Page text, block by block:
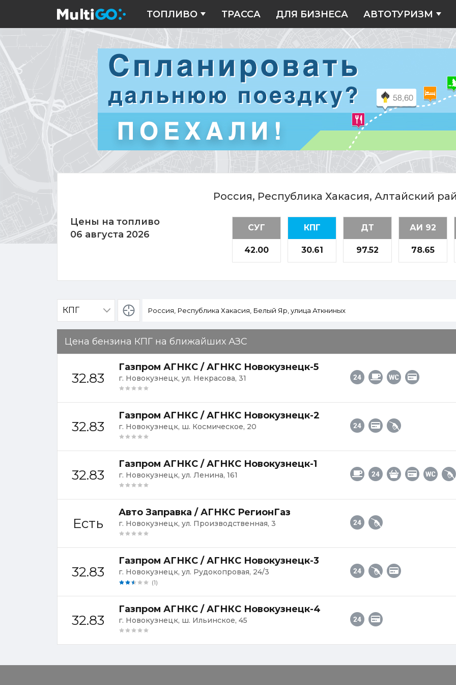
ТОПЛИВО ТРАССА ДЛЯ БИЗНЕСА АВТОТУРИЗМ
на
топливо
Россия, Республика Хакасия, Алтайский
Цены на топливо
06 августа 2026
СУГ
42.00
КПГ
30.61
ДТ
97.52
АИ 92
78.65
Определение
местоположения
Цена бензина КПГ на ближайших АЗС
32.83
Газпром АГНКС / АГНКС Новокузнецк-5
г. Новокузнецк, ул. Некрасова, 31
32.83
Газпром АГНКС / АГНКС Новокузнецк-2
г. Новокузнецк, ш. Космическое, 20
32.83
Газпром АГНКС / АГНКС Новокузнецк-1
г. Новокузнецк, ул. Ленина, 161
Есть
Авто Заправка / АГНКС РегионГаз
г. Новокузнецк, ул. Производственная, 3
32.83
Газпром АГНКС / АГНКС Новокузнецк-3
г. Новокузнецк, ул. Рудокопровая, 24/3
(1)
32.83
Газпром АГНКС / АГНКС Новокузнецк-4
г. Новокузнецк, ш. Ильинское, 45